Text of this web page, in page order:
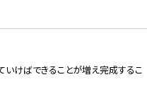
いけばできることが増え完成するこ